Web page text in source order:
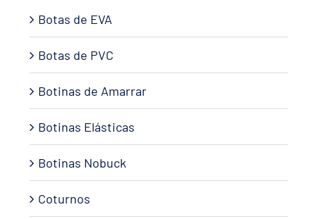
Botas de EVA
Botas de PVC
Botinas de Amarrar
Botinas Elásticas
Botinas Nobuck
Coturnos